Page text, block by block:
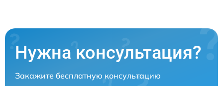
Нужна консультация?
Закажите бесплатную консультацию